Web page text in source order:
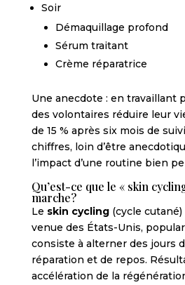
Soir
Démaquillage profond
Sérum traitant
Crème réparatrice
Une anecdote : en travaillant
des volontaires réduire leur
de 15 % après six mois de
chiffres, loin d’être
l’impact d’une routine bien
Qu’est-ce que le « skin
marche?
Le skin cycling(cycle
venue des États-Unis,
consiste à alterner des jours
réparation et de repos.
accélération de la